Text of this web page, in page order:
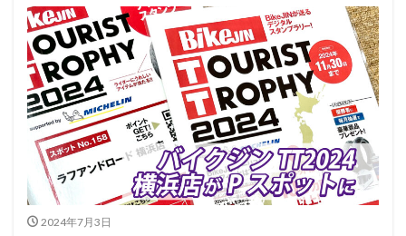
2024年7月3日